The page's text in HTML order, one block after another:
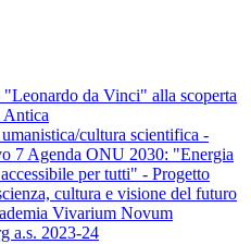
da Vinci" alla scoperta
Antica
cultura scientifica -
7 Agenda ONU 2030: "Energia
per tutti" - Progetto
cultura e visione del futuro
Vivarium Novum
a.s. 2023-24